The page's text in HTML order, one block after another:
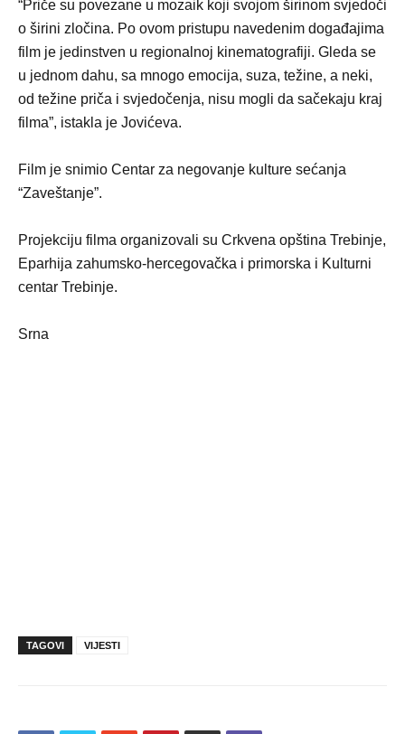
“Priče su povezane u mozaik koji svojom širinom svjedoči
o širini zločina. Po ovom pristupu navedenim događajima
film je jedinstven u regionalnoj kinematografiji. Gleda se
u jednom dahu, sa mnogo emocija, suza, težine, a neki,
od težine priča i svjedočenja, nisu mogli da sačekaju kraj
filma”, istakla je Jovićeva.
Film je snimio Centar za negovanje kulture sećanja
“Zaveštanje”.
Projekciju filma organizovali su Crkvena opština Trebinje,
Eparhija zahumsko-hercegovačka i primorska i Kulturni
centar Trebinje.
Srna
TAGOVI VIJESTI